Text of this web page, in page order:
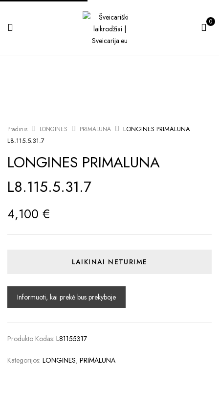
0
Pradinis LONGINES PRIMALUNA
LONGINES PRIMALUNA
L8.115.5.31.7
LONGINES PRIMALUNA
L8.115.5.31.7
4,100 €
LAIKINAI NETURIME
Produkto Kodas: L81155317
Kategorijos: LONGINES, PRIMALUNA